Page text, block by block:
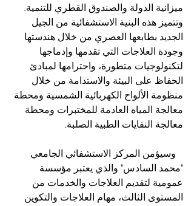
ميزانية الدولة والصندوق القطري للتنمية.
وتتميز هذه البنية الاستشفائية من الجيل
الجديد بطابعها العصري من خلال هندستها
وجودة العلاجات التي تقدمها وإدماجها
لتكنولوجيات متطورة، واحترامها لمبادئ
الحفاظ على البيئة والاستدامة من خلال
منظومة الألواح الكهربائية الشمسية ومحطة
معالجة المياه العادمة للمختبرات ومحطة
معالجة النفايات الطبية الصلبة.
   وسيؤمن المركز الاستشفائي الجامعي
"محمد السادس" والذي يعتبر مؤسسة
عمومية لتقديم العلاجات والخدمات من
المستوى الثالث، مهام العلاجات والتكوين